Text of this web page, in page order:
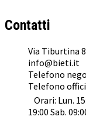
Contatti
Via Tiburtina
info@bieti.it
Telefono
Telefono
Orari: Lun.
19:00 Sab.